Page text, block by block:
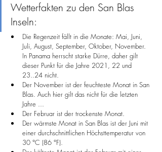
Wetterfakten zu den San Blas
Inseln:
Die Regenzeit fällt in die Monate: Mai, Juni,
Juli, August, September, Oktober, November.
In Panama herrscht starke Dürre, daher gilt
dieser Punkt für die Jahre 2021, 22 und
23..24 nicht.
Der November ist der feuchteste Monat in San
Blas. Auch hier gilt das nicht für die letzten
Jahre ...
Der Februar ist der trockenste Monat.
Der wärmste Monat in San Blas ist der Juni mit
einer durchschnittlichen Höchsttemperatur von
30 °C (86 °F).